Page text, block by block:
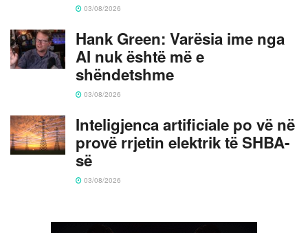
03/08/2026
Hank Green: Varësia ime nga
AI nuk është më e
shëndetshme
03/08/2026
Inteligjenca artificiale po vë në
provë rrjetin elektrik të SHBA-
së
03/08/2026